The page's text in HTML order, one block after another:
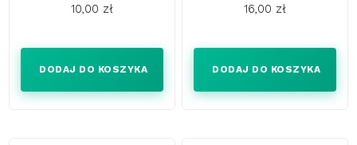
10,00 zł
DODAJ DO KOSZYKA
16,00 zł
DODAJ DO KOSZYKA